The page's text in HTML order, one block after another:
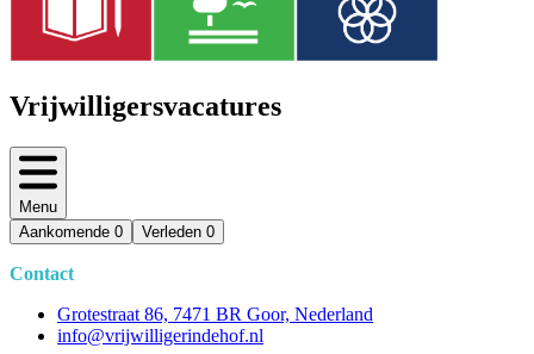
Vrijwilligersvacatures
Menu
Aankomende 0 Verleden 0
Contact
Grotestraat 86, 7471 BR Goor, Nederland
info@vrijwilligerindehof.nl